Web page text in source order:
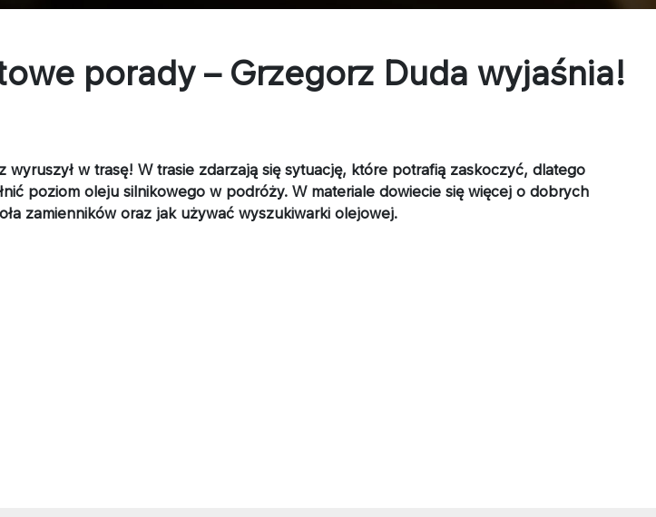
porady – Grzegorz Duda wyjaśnia!
w trasę! W trasie zdarzają się sytuację, które potrafią zaskoczyć, dlatego
poziom oleju silnikowego w podróży. W materiale dowiecie się więcej o dobrych
zamienników oraz jak używać wyszukiwarki olejowej.